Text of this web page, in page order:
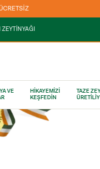
HEMEN KEŞFEDİN
VE
HİKAYEMİZİ
KEŞFEDİN
TAZE